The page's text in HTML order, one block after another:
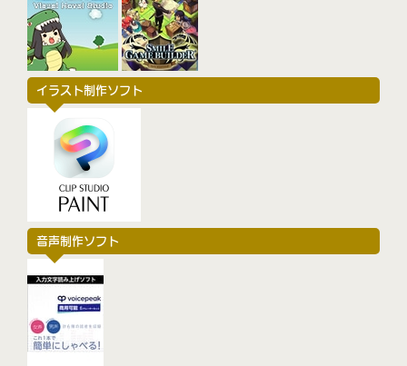
イラスト制作ソフト
音声制作ソフト